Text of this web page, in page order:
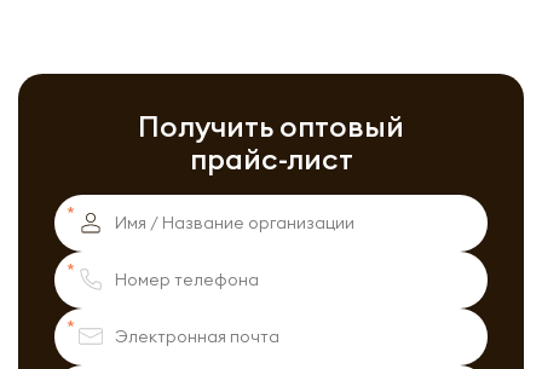
Получить оптовый
прайс-лист